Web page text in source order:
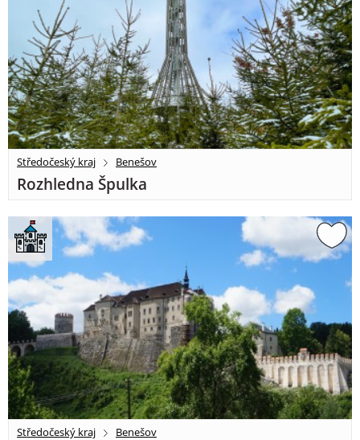
Středočeský kraj Benešov
Rozhledna Špulka
Středočeský kraj Benešov